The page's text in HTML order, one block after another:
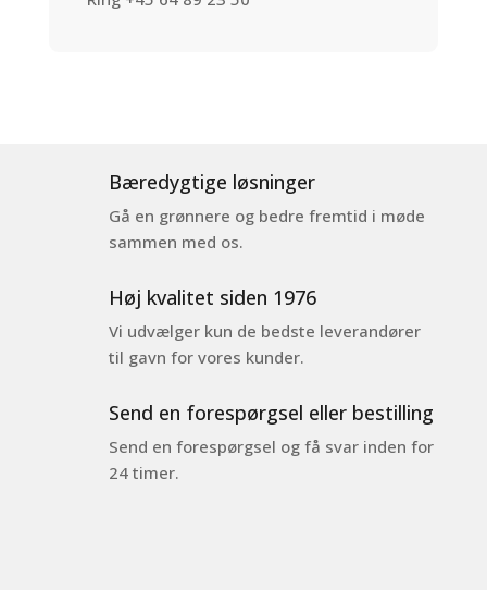
Bæredygtige løsninger
Gå en grønnere og bedre fremtid i møde
sammen med os.
Høj kvalitet siden 1976
Vi udvælger kun de bedste leverandører
til gavn for vores kunder.
Send en forespørgsel eller bestilling
Send en forespørgsel og få svar inden for
24 timer.